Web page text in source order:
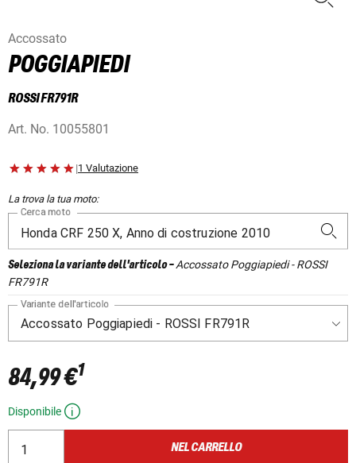
Accossato
POGGIAPIEDI
ROSSI FR791R
Art. No. 10055801
|1 Valutazione
La trova la tua moto:
Cerca moto
Seleziona la variante dell'articolo-Accossato Poggiapiedi - ROSSI
FR791R
Variante dell'articolo
84,99 €1
Disponibile
NEL CARRELLO